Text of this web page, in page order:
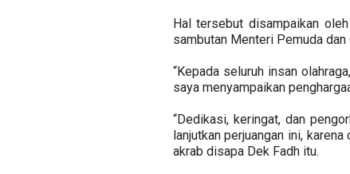
Hal tersebut disampaikan
sambutan Menteri Pemuda
“Kepada seluruh insan
saya menyampaikan
“Dedikasi, keringat, dan
lanjutkan perjuangan ini,
akrab disapa Dek Fadh itu.